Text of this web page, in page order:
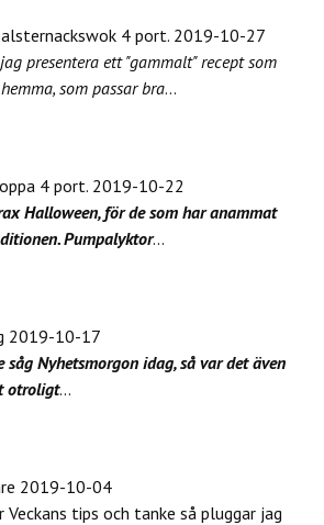
4 port. 2019-10-27
presentera ett "gammalt" recept som
som passar bra...
4 port. 2019-10-22
Halloween, för de som har anammat
Pumpalyktor...
2019-10-17
Nyhetsmorgon idag, så var det även
otroligt...
2019-10-04
Veckans tips och tanke så pluggar jag